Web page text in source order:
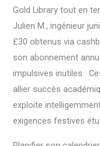
Gold Library tout en
Julien M., ingénieur
£30 obtenus via
son abonnement
impulsives inutiles .
allier succès
exploite
exigences festives